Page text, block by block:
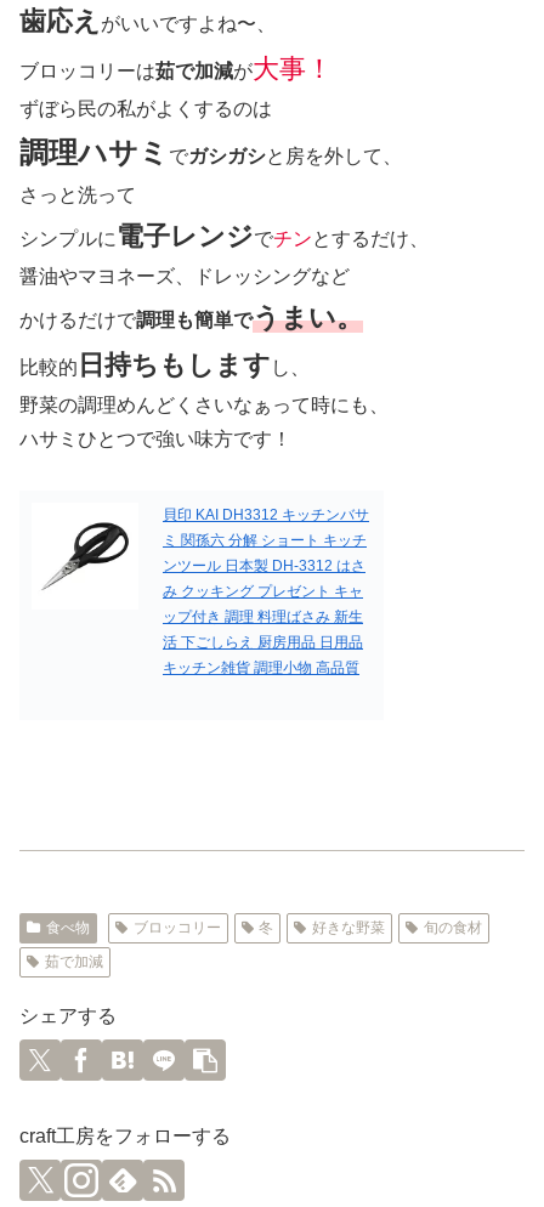
歯応え がいいですよね〜、
ブロッコリーは茹で加減が大事！
ずぼら民の私がよくするのは
調理ハサミ でガシガシと房を外して、
さっと洗って
シンプルに 電子レンジでチンとするだけ、
醤油やマヨネーズ、ドレッシングなど
かけるだけで調理も簡単でうまい。
比較的 日持ちもします し、
野菜の調理めんどくさいなぁって時にも、
ハサミひとつで強い味方です！
貝印 KAI DH3312 キッチンバサ
ミ 関孫六 分解 ショート キッチ
ンツール 日本製 DH-3312 はさ
み クッキング プレゼント キャ
ップ付き 調理 料理ばさみ 新生
活 下ごしらえ 厨房用品 日用品
キッチン雑貨 調理小物 高品質
食べ物 ブロッコリー 冬 好きな野菜
旬の食材
茹で加減
シェアする
craft工房をフォローする